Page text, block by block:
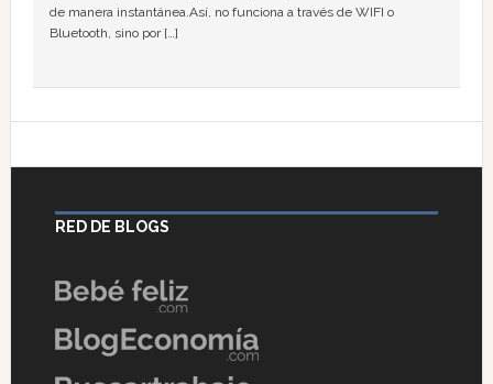
de manera instantánea.Así, no funciona a través de WIFI o
Bluetooth, sino por […]
RED DE BLOGS